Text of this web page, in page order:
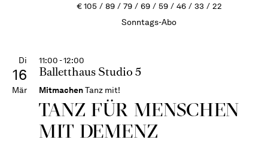
€105 89 79 69 59 46 33
22
Sonntags-Abo
Di
16
Mär
11:00 - 12:00
Balletthaus Studio 5
MitmachenTanz mit!
TANZ FÜR MENSCHEN
MIT DEMENZ